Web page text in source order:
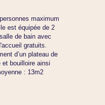
maximum
est équipée de 2
de bain avec
gratuits.
d’un plateau de
bouilloire ainsi
: 13m2